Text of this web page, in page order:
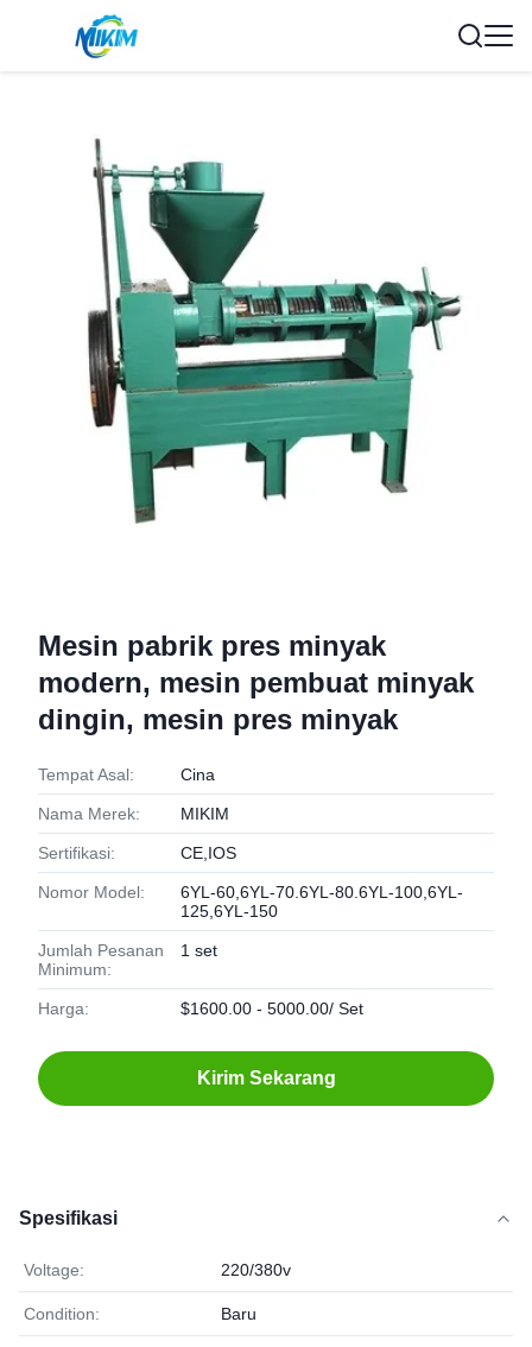
Mesin pabrik pres minyak
modern, mesin pembuat minyak
dingin, mesin pres minyak
Tempat Asal: Cina
Nama Merek: MIKIM
Sertifikasi: CE,IOS
Nomor Model:
6YL-60,6YL-70.6YL-80.6YL-100,6YL-
125,6YL-150
Jumlah Pesanan
Minimum:
1 set
Harga: $1600.00 - 5000.00/ Set
Kirim Sekarang
Spesifikasi
Voltage: 220/380v
Condition: Baru